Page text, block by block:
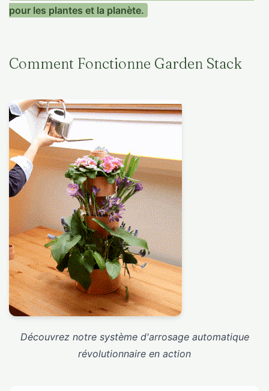
pour les plantes et la planète.
Comment Fonctionne Garden Stack
Découvrez notre système d'arrosage automatique
révolutionnaire en action